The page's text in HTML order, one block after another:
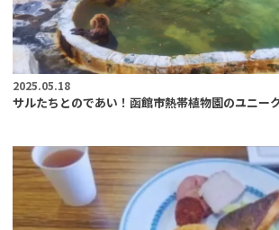
2025.05.18
サルたちとのであい！函館市熱帯植物園のユニー